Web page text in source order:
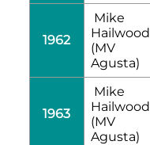
1962
Mike
Hailwood
(MV
Agusta)
1963
Mike
Hailwood
(MV
Agusta)